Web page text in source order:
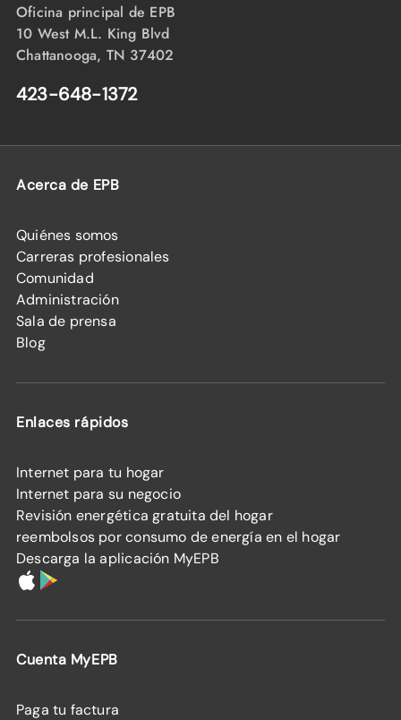
Oficina principal de EPB
10 West M.L. King Blvd
Chattanooga, TN 37402
423-648-1372
Acerca de EPB
Quiénes somos
Carreras profesionales
Comunidad
Administración
Sala de prensa
Blog
Enlaces rápidos
Internet para tu hogar
Internet para su negocio
Revisión energética gratuita del hogar
reembolsos por consumo de energía en el hogar
Descarga la aplicación MyEPB
Cuenta MyEPB
Paga tu factura